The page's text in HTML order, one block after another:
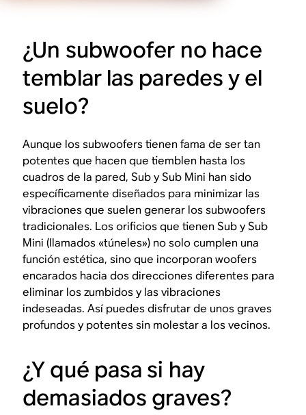
¿Un subwoofer no hace
temblar las paredes y el
suelo?
Aunque los subwoofers tienen fama de ser tan
potentes que hacen que tiemblen hasta los
cuadros de la pared, Sub y Sub Mini han sido
específicamente diseñados para minimizar las
vibraciones que suelen generar los subwoofers
tradicionales. Los orificios que tienen Sub y Sub
Mini (llamados «túneles») no solo cumplen una
función estética, sino que incorporan woofers
encarados hacia dos direcciones diferentes para
eliminar los zumbidos y las vibraciones
indeseadas. Así puedes disfrutar de unos graves
profundos y potentes sin molestar a los vecinos.
¿Y qué pasa si hay
demasiados graves?